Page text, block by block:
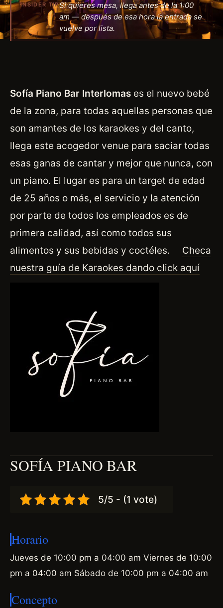
INSIDER TIPSi quieres mesa, llega antes de la 1:00
am — después de esa hora la entrada se
vuelve por lista.
Sofía Piano Bar Interlomas es el nuevo bebé
de la zona, para todas aquellas personas que
son amantes de los karaokes y del canto,
llega este acogedor venue para saciar todas
esas ganas de cantar y mejor que nunca, con
un piano. El lugar es para un target de edad
de 25 años o más, el servicio y la atención
por parte de todos los empleados es de
primera calidad, así como todos sus
alimentos y sus bebidas y coctéles. Checa
nuestra guía de Karaokes dando click aquí
SOFÍA PIANO BAR
5/5 - (1 vote)
Horario
Jueves de 10:00 pm a 04:00 am Viernes de 10:00
pm a 04:00 am Sábado de 10:00 pm a 04:00 am
Concepto